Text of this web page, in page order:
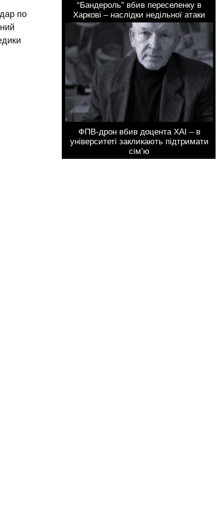
по
“Бандероль” вбив переселенку в
Харкові – наслідки недільної атаки
ФПВ-дрон вбив доцента ХАІ – в
університеті закликають підтримати
сім’ю